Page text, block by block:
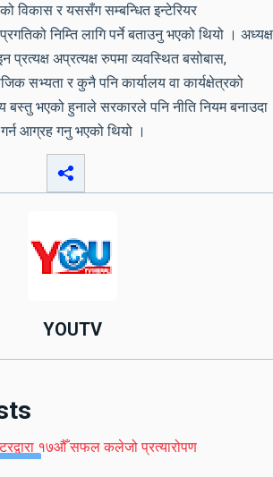
विकास र यससँग सम्बन्धित इन्टेरियर
निम्ति लागि पर्ने बताउनु भएको थियो । अध्यक्ष
प्रत्यक्ष अप्रत्यक्ष रुपमा व्यवस्थित बसोबास,
सभ्यता र कुनै पनि कार्यालय वा कार्यक्षेत्रको
बस्तु भएको हुनाले सरकारले पनि नीति नियम बनाउदा
आग्रह गनु भएको थियो ।
YOUTV